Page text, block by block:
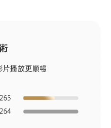
片播放更順暢